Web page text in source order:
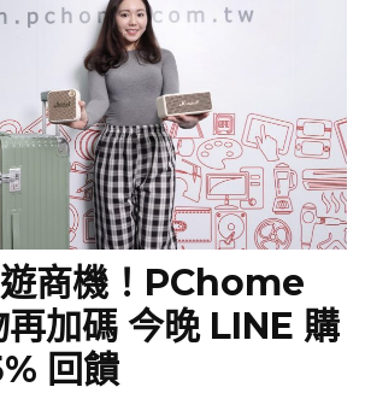
商機！PChome
加碼 今晚 LINE 購
回饋